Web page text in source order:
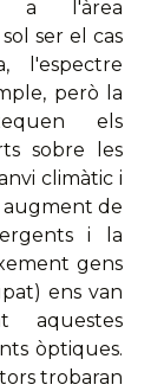
a l'àrea
ser el cas
l'espectre
però la
els
sobre les
climàtic i
augment de
i la
gens
ens van
aquestes
òptiques.
trobaran